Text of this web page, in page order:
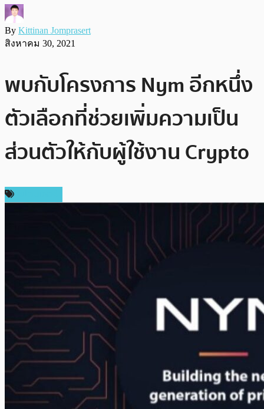
By Kittinan Jomprasert
สิงหาคม 30, 2021
พบกับโครงการ Nym อีกหนึ่ง
ตัวเลือกที่ช่วยเพิ่มความเป็น
ส่วนตัวให้กับผู้ใช้งาน Crypto